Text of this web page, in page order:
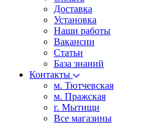
Доставка
Установка
Наши работы
Вакансии
Статьи
База знаний
Контакты
м. Тютчевская
м. Пражская
г. Мытищи
Все магазины